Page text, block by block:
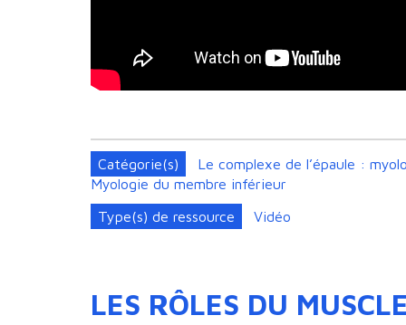
Catégorie(s)
Le complexe de l’épaule :
Myologie du membre inférieur
Type(s) de ressource Vidéo
LES RÔLES DU